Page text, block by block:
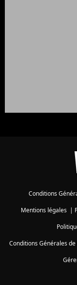
Conditions
Mentions légales|
Conditions Générales